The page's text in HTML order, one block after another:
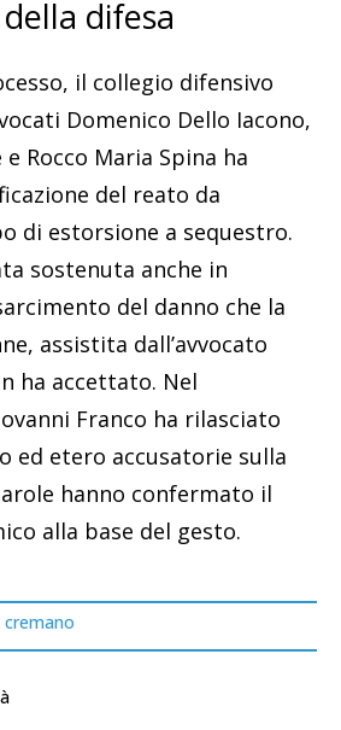
difesa
il collegio difensivo
Domenico Dello Iacono,
Rocco Maria Spina ha
del reato da
di estorsione a sequestro.
sostenuta anche in
del danno che la
assistita dall’avvocato
ha accettato. Nel
Franco ha rilasciato
ed etero accusatorie sulla
hanno confermato il
alla base del gesto.